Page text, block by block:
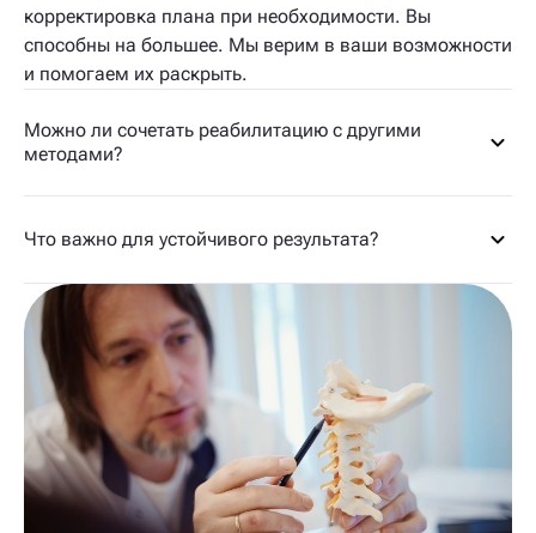
корректировка плана при необходимости. Вы
способны на большее. Мы верим в ваши возможности
и помогаем их раскрыть.
Можно ли сочетать реабилитацию с другими
методами?
Что важно для устойчивого результата?